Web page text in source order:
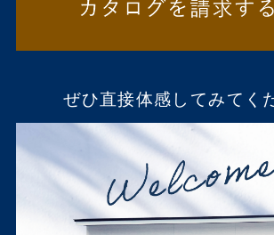
ぜひ直接体感してみてく